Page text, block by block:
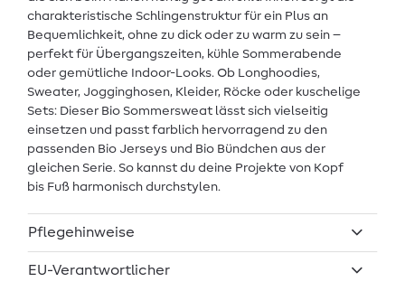
charakteristische Schlingenstruktur für ein Plus an
Bequemlichkeit, ohne zu dick oder zu warm zu sein –
perfekt für Übergangszeiten, kühle Sommerabende
oder gemütliche Indoor-Looks. Ob Longhoodies,
Sweater, Jogginghosen, Kleider, Röcke oder kuschelige
Sets: Dieser Bio Sommersweat lässt sich vielseitig
einsetzen und passt farblich hervorragend zu den
passenden Bio Jerseys und Bio Bündchen aus der
gleichen Serie. So kannst du deine Projekte von Kopf
bis Fuß harmonisch durchstylen.
Pflegehinweise
EU-Verantwortlicher